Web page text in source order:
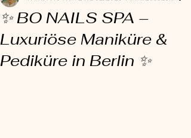
✨ BO NAILS SPA –
Luxuriöse Maniküre &
Pediküre in Berlin ✨